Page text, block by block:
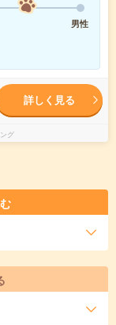
男性
詳しく見る
グ